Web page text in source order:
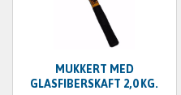
MUKKERT MED
GLASFIBERSKAFT 2,0 KG.